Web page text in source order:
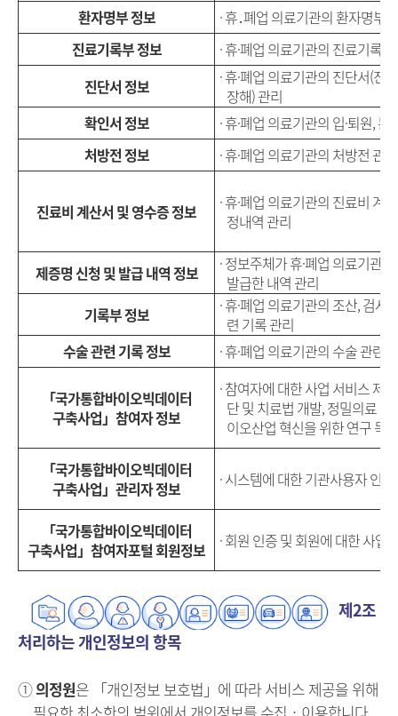
환자명부 정보
·휴․폐업 의료기관의 환자명부
진료기록부 정보
·휴·폐업 의료기관의 진료기록
진단서 정보
·휴·폐업 의료기관의 진단서(진
장해) 관리
확인서 정보
·휴·폐업 의료기관의 입·퇴원,
처방전 정보
·휴·폐업 의료기관의 처방전 관리
진료비 계산서 및 영수증 정보 ·휴·폐업 의료기관의 진료비 계
정내역 관리
제증명 신청 및 발급 내역 정보 ·정보주체가 휴·폐업 의료기관
발급한 내역 관리
기록부 정보
·휴·폐업 의료기관의 조산, 검사,
련 기록 관리
수술 관련 기록 정보
·휴·폐업 의료기관의 수술 관련
「국가통합바이오빅데이터
구축사업」참여자 정보
· 참여자에 대한 사업 서비스 제
단 및 치료법 개발, 정밀의료 실
이오산업 혁신을 위한 연구 목
「국가통합바이오빅데이터
구축사업」관리자 정보
· 시스템에 대한 기관사용자 인
「국가통합바이오빅데이터
구축사업」참여자포털 회원정보
· 회원 인증 및 회원에 대한 사업
제2조
처리하는 개인정보의 항목
①의정원은 「개인정보 보호법」에 따라 서비스 제공을 위해